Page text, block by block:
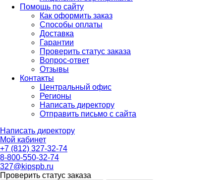
Помощь по сайту
Как оформить заказ
Способы оплаты
Доставка
Гарантии
Проверить статус заказа
Вопрос-ответ
Отзывы
Контакты
Центральный офис
Регионы
Написать директору
Отправить письмо с сайта
Написать директору
Мой кабинет
+7 (812) 327-32-74
8-800-550-32-74
327@kipspb.ru
Проверить статус заказа